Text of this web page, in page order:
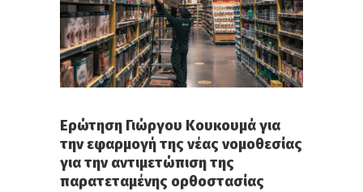
Ερώτηση Γιώργου Κουκουμά για
την εφαρμογή της νέας νομοθεσίας
για την αντιμετώπιση της
παρατεταμένης ορθοστασίας